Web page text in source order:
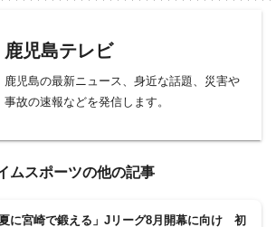
鹿児島テレビ
鹿児島の最新ニュース、身近な話題、災害や
事故の速報などを発信します。
ムスポーツの他の記事
夏に宮崎で鍛える」Jリーグ8月開幕に向け 初